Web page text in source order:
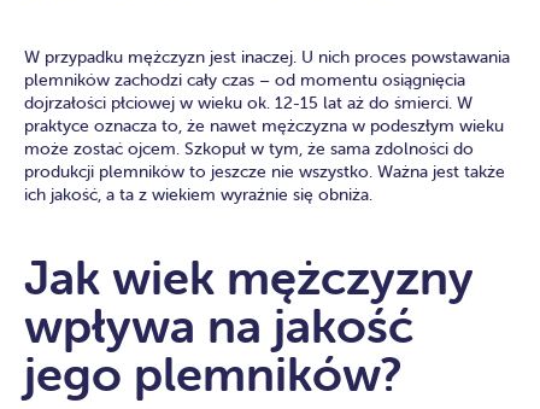
W przypadku mężczyzn jest inaczej. U nich proces powstawania
plemników zachodzi cały czas – od momentu osiągnięcia
dojrzałości płciowej w wieku ok. 12-15 lat aż do śmierci. W
praktyce oznacza to, że nawet mężczyzna w podeszłym wieku
może zostać ojcem. Szkopuł w tym, że sama zdolności do
produkcji plemników to jeszcze nie wszystko. Ważna jest także
ich jakość, a ta z wiekiem wyraźnie się obniża.
Jak wiek mężczyzny
wpływa na jakość
jego plemników?